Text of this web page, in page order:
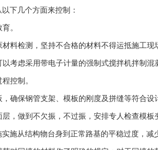
下几个方面来控制：
。
料检测，坚持不合格的材料不得运抵施工现
考虑采用带电子计量的强制式搅拌机拌制混
控制。
确保钢管支架、模板的刚度及拼缝等符合设
，做到不欠振，不过振，安排专人检查模板
施从结构物台身到正常路基的平稳过度，减